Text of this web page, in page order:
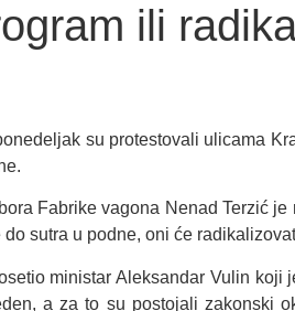
ili
su protestovali ulicama
Fabrike vagona Nenad Terzić
sutra u podne, oni će
ministar Aleksandar Vulin
a za to su postojali zakonski